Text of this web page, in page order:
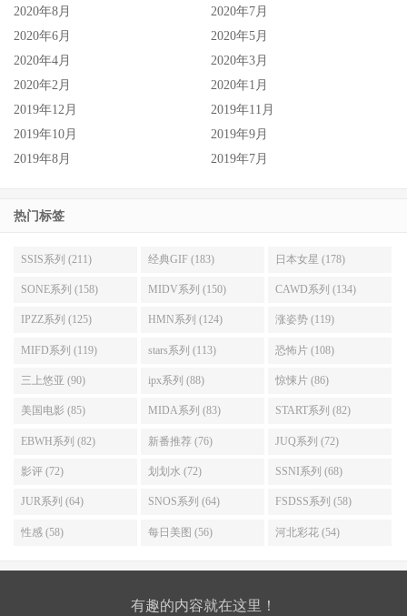
2020年8月
2020年7月
2020年6月
2020年5月
2020年4月
2020年3月
2020年2月
2020年1月
2019年12月
2019年11月
2019年10月
2019年9月
2019年8月
2019年7月
热门标签
SSIS系列 (211) 经典GIF (183) 日本女星 (178)
SONE系列 (158) MIDV系列 (150) CAWD系列 (134)
IPZZ系列 (125) HMN系列 (124) 涨姿势 (119)
MIFD系列 (119) stars系列 (113) 恐怖片 (108)
三上悠亚 (90) ipx系列 (88) 惊悚片 (86)
美国电影 (85) MIDA系列 (83) START系列 (82)
EBWH系列 (82) 新番推荐 (76) JUQ系列 (72)
影评 (72) 划划水 (72) SSNI系列 (68)
JUR系列 (64) SNOS系列 (64) FSDSS系列 (58)
性感 (58) 每日美图 (56) 河北彩花 (54)
有趣的内容就在这里！